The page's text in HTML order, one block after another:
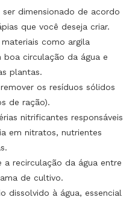
ser dimensionado de acordo
que você deseja criar.
como argila
boa circulação da água e
plantas.
os resíduos sólidos
de ração).
nitrificantes responsáveis
em nitratos, nutrientes
a recirculação da água entre
de cultivo.
dissolvido à água, essencial